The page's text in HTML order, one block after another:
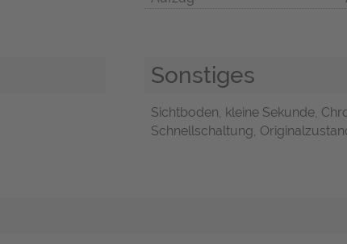
Sonstiges
Sichtboden, kleine Sekunde,
Schnellschaltung,